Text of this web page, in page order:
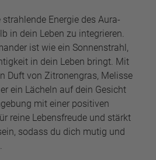
Energie des Aura-
in dein Leben zu integrieren.
ist wie ein Sonnenstrahl,
in dein Leben bringt. Mit
Duft von Zitronengras, Melisse
ein Lächeln auf dein Gesicht
mit einer positiven
reine Lebensfreude und stärkt
sodass du dich mutig und